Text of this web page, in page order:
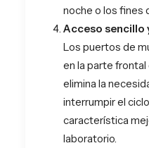
noche o los fines
Acceso sencillo
Los puertos de
en la parte frontal
elimina la
interrumpir el
característica
laboratorio.